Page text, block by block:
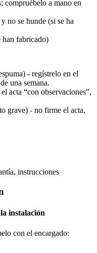
compruébelo a mano en
no se hunde (si se ha
han fabricado)
- regístrelo en el
una semana.
acta “con observaciones”,
grave) - no firme el acta,
instrucciones
instalación
con el encargado: